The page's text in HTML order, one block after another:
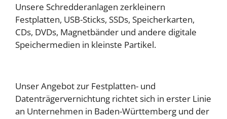
Unsere Schredderanlagen zerkleinern
Festplatten, USB-Sticks, SSDs, Speicherkarten,
CDs, DVDs, Magnetbänder und andere digitale
Speichermedien in kleinste Partikel.
Unser Angebot zur Festplatten- und
Datenträgervernichtung richtet sich in erster Linie
an Unternehmen in Baden-Württemberg und der